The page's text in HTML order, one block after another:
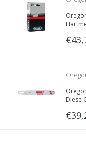
3/8 |
Diese